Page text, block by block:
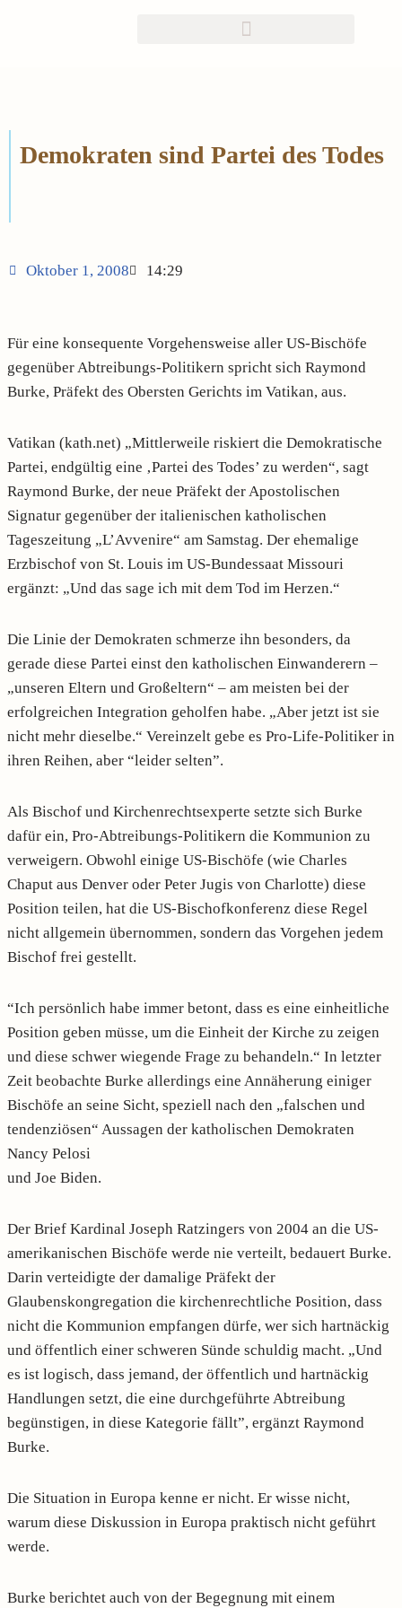
Demokraten sind Partei des Todes
Oktober 1, 2008 14:29
Für eine konsequente Vorgehensweise aller US-Bischöfe
gegenüber Abtreibungs-Politikern spricht sich Raymond
Burke, Präfekt des Obersten Gerichts im Vatikan, aus.
Vatikan (kath.net) „Mittlerweile riskiert die Demokratische
Partei, endgültig eine ‚Partei des Todes’ zu werden“, sagt
Raymond Burke, der neue Präfekt der Apostolischen
Signatur gegenüber der italienischen katholischen
Tageszeitung „L’Avvenire“ am Samstag. Der ehemalige
Erzbischof von St. Louis im US-Bundessaat Missouri
ergänzt: „Und das sage ich mit dem Tod im Herzen.“
Die Linie der Demokraten schmerze ihn besonders, da
gerade diese Partei einst den katholischen Einwanderern –
„unseren Eltern und Großeltern“ – am meisten bei der
erfolgreichen Integration geholfen habe. „Aber jetzt ist sie
nicht mehr dieselbe.“ Vereinzelt gebe es Pro-Life-Politiker in
ihren Reihen, aber “leider selten”.
Als Bischof und Kirchenrechtsexperte setzte sich Burke
dafür ein, Pro-Abtreibungs-Politikern die Kommunion zu
verweigern. Obwohl einige US-Bischöfe (wie Charles
Chaput aus Denver oder Peter Jugis von Charlotte) diese
Position teilen, hat die US-Bischofkonferenz diese Regel
nicht allgemein übernommen, sondern das Vorgehen jedem
Bischof frei gestellt.
“Ich persönlich habe immer betont, dass es eine einheitliche
Position geben müsse, um die Einheit der Kirche zu zeigen
und diese schwer wiegende Frage zu behandeln.“ In letzter
Zeit beobachte Burke allerdings eine Annäherung einiger
Bischöfe an seine Sicht, speziell nach den „falschen und
tendenziösen“ Aussagen der katholischen Demokraten
Nancy Pelosi
und Joe Biden.
Der Brief Kardinal Joseph Ratzingers von 2004 an die US-
amerikanischen Bischöfe werde nie verteilt, bedauert Burke.
Darin verteidigte der damalige Präfekt der
Glaubenskongregation die kirchenrechtliche Position, dass
nicht die Kommunion empfangen dürfe, wer sich hartnäckig
und öffentlich einer schweren Sünde schuldig macht. „Und
es ist logisch, dass jemand, der öffentlich und hartnäckig
Handlungen setzt, die eine durchgeführte Abtreibung
begünstigen, in diese Kategorie fällt”, ergänzt Raymond
Burke.
Die Situation in Europa kenne er nicht. Er wisse nicht,
warum diese Diskussion in Europa praktisch nicht geführt
werde.
Burke berichtet auch von der Begegnung mit einem